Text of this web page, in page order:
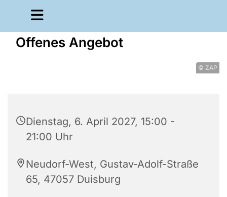
Offenes Angebot
© ZAP
Dienstag, 6. April 2027, 15:00 -
21:00 Uhr
Neudorf-West, Gustav-Adolf-Straße
65, 47057 Duisburg